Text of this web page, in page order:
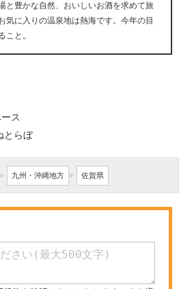
と豊かな自然、おいしいお酒を求めて旅
気に入りの温泉地は熱海です。今年の目
こと。
ス
とらぼ
> 九州・沖縄地方 > 佐賀県